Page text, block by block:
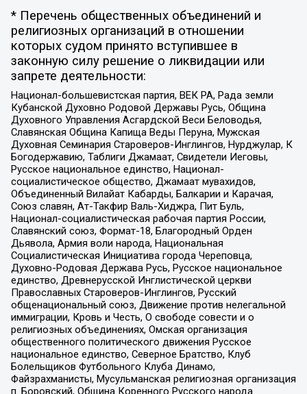
* Перечень общественных объединений и
религиозных организаций в отношении
которых судом принято вступившее в
законную силу решение о ликвидации или
запрете деятельности:
Национал-большевистская партия, ВЕК РА, Рада земли
Кубанской Духовно Родовой Державы Русь, Община
Духовного Управления Асгардской Веси Беловодья,
Славянская Община Капища Веды Перуна, Мужская
Духовная Семинария Староверов-Инглингов, Нурджулар, К
Богодержавию, Таблиги Джамаат, Свидетели Иеговы,
Русское национальное единство, Национал-
социалистическое общество, Джамаат мувахидов,
Объединенный Вилайат Кабарды, Балкарии и Карачая,
Союз славян, Ат-Такфир Валь-Хиджра, Пит Буль,
Национал-социалистическая рабочая партия России,
Славянский союз, Формат-18, Благородный Орден
Дьявола, Армия воли народа, Национальная
Социалистическая Инициатива города Череповца,
Духовно-Родовая Держава Русь, Русское национальное
единство, Древнерусской Инглистической церкви
Православных Староверов-Инглингов, Русский
общенациональный союз, Движение против нелегальной
иммиграции, Кровь и Честь, О свободе совести и о
религиозных объединениях, Омская организация
общественного политического движения Русское
национальное единство, Северное Братство, Клуб
Болельщиков Футбольного Клуба Динамо,
Файзрахманисты, Мусульманская религиозная организация
п. Боровский, Община Коренного Русского народа